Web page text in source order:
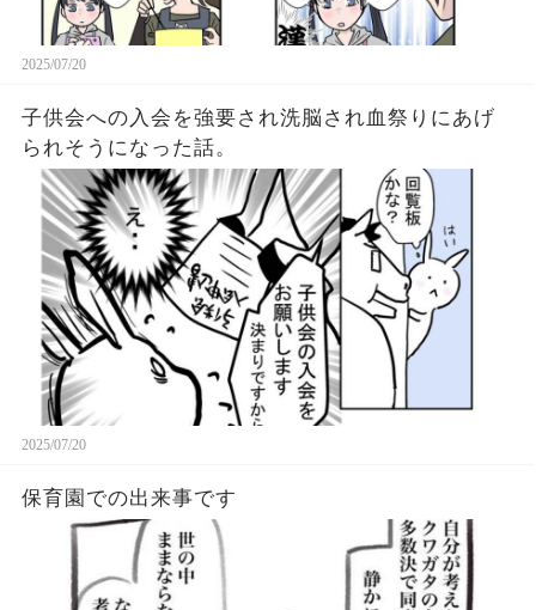
2025/07/20
子供会への入会を強要され洗脳され血祭りにあげ
られそうになった話。
2025/07/20
保育園での出来事です